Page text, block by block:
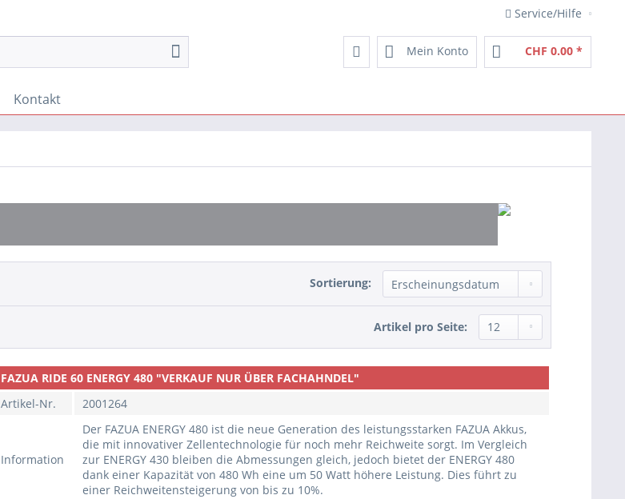
Service/Hilfe
Mein Konto CHF 0.00 *
Kontakt
Sortierung:
Artikel pro Seite:
FAZUA RIDE 60 ENERGY 480 "VERKAUF NUR ÜBER FACHAHNDEL"
Artikel-Nr.
2001264
Information
Der FAZUA ENERGY 480 ist die neue Generation des leistungsstarken FAZUA Akkus,
die mit innovativer Zellentechnologie für noch mehr Reichweite sorgt. Im Vergleich
zur ENERGY 430 bleiben die Abmessungen gleich, jedoch bietet der ENERGY 480
dank einer Kapazität von 480 Wh eine um 50 Watt höhere Leistung. Dies führt zu
einer Reichweitensteigerung von bis zu 10%.